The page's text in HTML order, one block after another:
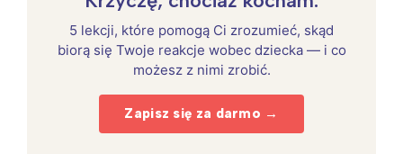
5 lekcji, które pomogą Ci zrozumieć, skąd
biorą się Twoje reakcje wobec dziecka — i co
możesz z nimi zrobić.
Zapisz się za darmo →